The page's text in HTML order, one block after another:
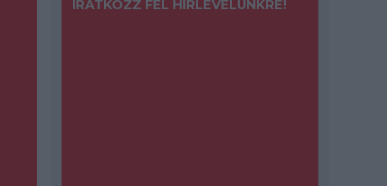
IRATKOZZ FEL HÍRLEVELÜNKRE!